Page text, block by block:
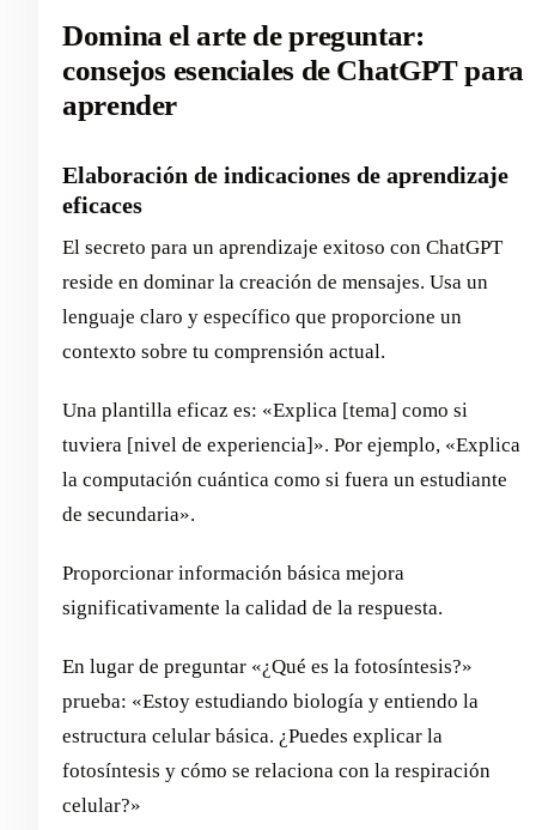
Domina el arte de preguntar:
consejos esenciales de ChatGPT para
aprender
Elaboración de indicaciones de aprendizaje
eficaces
El secreto para un aprendizaje exitoso con ChatGPT
reside en dominar la creación de mensajes. Usa un
lenguaje claro y específico que proporcione un
contexto sobre tu comprensión actual.
Una plantilla eficaz es: «Explica [tema] como si
tuviera [nivel de experiencia]». Por ejemplo, «Explica
la computación cuántica como si fuera un estudiante
de secundaria».
Proporcionar información básica mejora
significativamente la calidad de la respuesta.
En lugar de preguntar «¿Qué es la fotosíntesis?»
prueba: «Estoy estudiando biología y entiendo la
estructura celular básica. ¿Puedes explicar la
fotosíntesis y cómo se relaciona con la respiración
celular?»